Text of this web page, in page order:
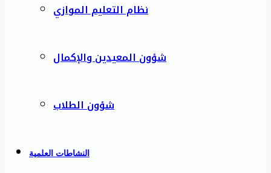
نظام التعليم الموازي
شؤون المعيدين والإكمال
شؤون الطلاب
النشاطات العلمية